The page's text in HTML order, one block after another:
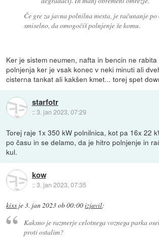
Če gre za javna polnilna mesta, je računanje po
smiselno, da omogočiš polnjenje še komu.
Ker je sistem neumen, nafta in bencin ne
polnjenja ker je vsak konec v neki minuti ali
cisterna tankat ali kakšen kmet... torej spet
starfotr
::3. jan 2023, 07:29
Torej raje 1x 350 kW polnilnica, kot pa 16x 22
po času in se delamo, da je hitro polnjenje in
kul.
kow
::3. jan 2023, 07:35
kixs je3. jan 2023 ob 00:00izjavil:
Kaksno je razmerje celotnega voznega parka
proti ostalim?